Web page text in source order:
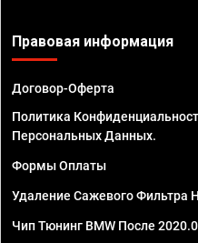
Правовая информация
Договор-Оферта
Политика
Персональных Данных.
Формы Оплаты
Удаление Сажевого Фильтра
Чип Тюнинг BMW После